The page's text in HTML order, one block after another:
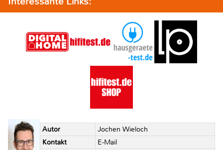
Autor
Jochen Wieloch
Kontakt
E-Mail